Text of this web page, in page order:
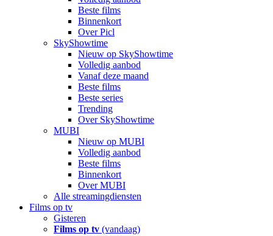
Beste films
Binnenkort
Over Picl
SkyShowtime
Nieuw op SkyShowtime
Volledig aanbod
Vanaf deze maand
Beste films
Beste series
Trending
Over SkyShowtime
MUBI
Nieuw op MUBI
Volledig aanbod
Beste films
Binnenkort
Over MUBI
Alle streamingdiensten
Films op tv
Gisteren
Films op tv (vandaag)